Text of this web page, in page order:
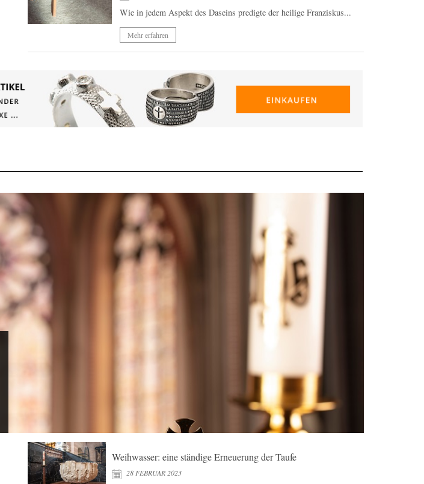
Wie in jedem Aspekt des Daseins predigte der heilige Franziskus...
Mehr erfahren
Weihwasser: eine ständige Erneuerung der Taufe
28 FEBRUAR 2023